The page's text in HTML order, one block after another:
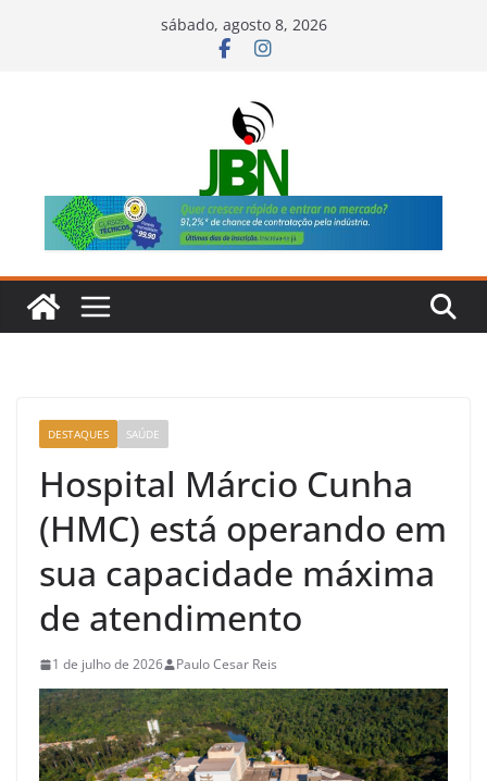
sábado, agosto 8, 2026
DESTAQUES SAÚDE
Hospital Márcio Cunha
(HMC) está operando em
sua capacidade máxima
de atendimento
1 de julho de 2026 Paulo Cesar Reis